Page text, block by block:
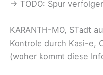
-> TODO: Spur
KARANTH-MO, STadt
Kontrole durch Kasi-e,
(woher kommt diese